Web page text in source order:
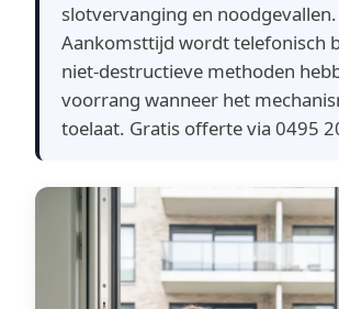
slotvervanging en noodgevallen.
Aankomsttijd wordt telefonisch
niet-destructieve methoden
voorrang wanneer het
toelaat. Gratis offerte via 0495